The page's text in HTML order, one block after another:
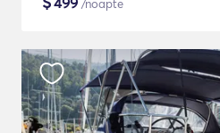
/noapte